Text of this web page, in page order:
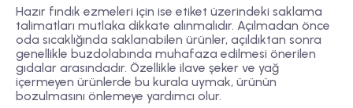
Hazır fındık ezmeleri için ise etiket üzerindeki saklama
talimatları mutlaka dikkate alınmalıdır. Açılmadan önce
oda sıcaklığında saklanabilen ürünler, açıldıktan sonra
genellikle buzdolabında muhafaza edilmesi önerilen
gıdalar arasındadır. Özellikle ilave şeker ve yağ
içermeyen ürünlerde bu kurala uymak, ürünün
bozulmasını önlemeye yardımcı olur.